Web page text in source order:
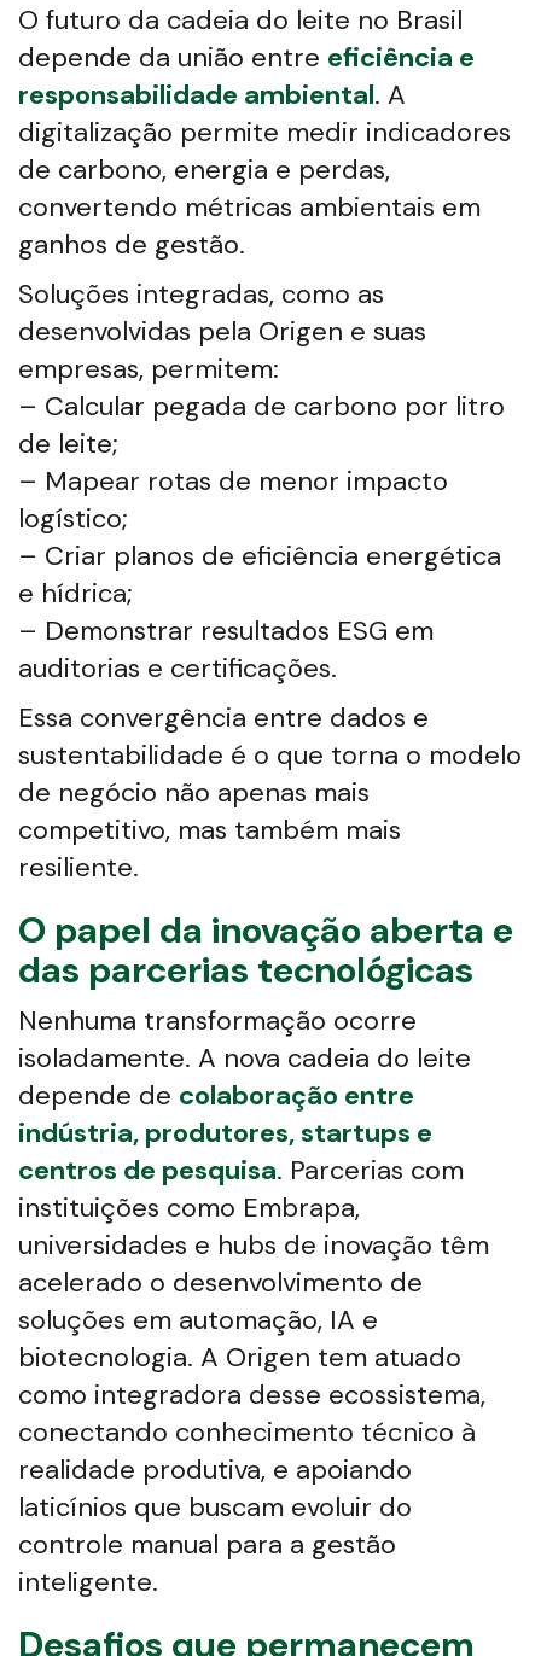
O futuro da cadeia do leite no Brasil
depende da união entre eficiência e
responsabilidade ambiental. A
digitalização permite medir indicadores
de carbono, energia e perdas,
convertendo métricas ambientais em
ganhos de gestão.
Soluções integradas, como as
desenvolvidas pela Origen e suas
empresas, permitem:
– Calcular pegada de carbono por litro
de leite;
– Mapear rotas de menor impacto
logístico;
– Criar planos de eficiência energética
e hídrica;
– Demonstrar resultados ESG em
auditorias e certificações.
Essa convergência entre dados e
sustentabilidade é o que torna o modelo
de negócio não apenas mais
competitivo, mas também mais
resiliente.
O papel da inovação aberta e
das parcerias tecnológicas
Nenhuma transformação ocorre
isoladamente. A nova cadeia do leite
depende de colaboração entre
indústria, produtores, startups e
centros de pesquisa. Parcerias com
instituições como Embrapa,
universidades e hubs de inovação têm
acelerado o desenvolvimento de
soluções em automação, IA e
biotecnologia. A Origen tem atuado
como integradora desse ecossistema,
conectando conhecimento técnico à
realidade produtiva, e apoiando
laticínios que buscam evoluir do
controle manual para a gestão
inteligente.
Desafios que permanecem